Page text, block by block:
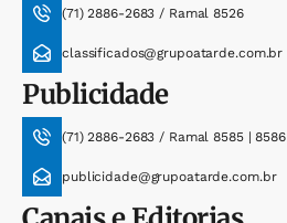
(71) 2886-2683 / Ramal 8526
classificados@grupoatarde.com.br
Publicidade
(71) 2886-2683 / Ramal 8585 | 8586
publicidade@grupoatarde.com.br